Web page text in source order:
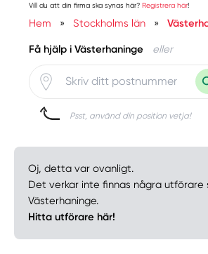
Vill du att din firma ska synas här? Registrera här!
Hem » Stockholms län »
Få hjälp i Västerhaninge eller
Psst, använd din position vetja!
Oj, detta var ovanligt.
Det verkar inte finnas några utförare
Västerhaninge.
Hitta utförare här!